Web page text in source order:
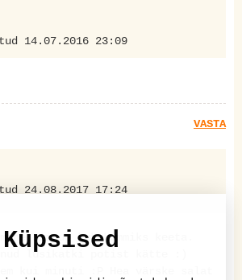
14.07.2016 23:09
VASTA
24.08.2017 17:24
siirup kukekommiks keeta.
lusikatki potist kätte :)
Küpsised